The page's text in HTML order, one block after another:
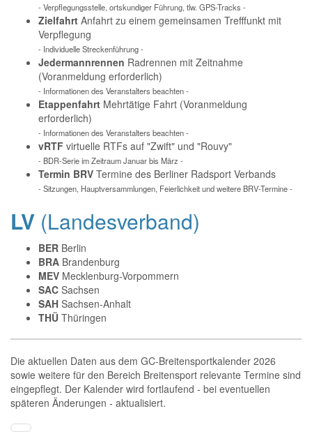
- Verpflegungsstelle, ortskundiger Führung, tlw. GPS-Tracks -
Zielfahrt Anfahrt zu einem gemeinsamen Trefffunkt mit
Verpflegung
- Individuelle Streckenführung -
Jedermannrennen Radrennen mit Zeitnahme
(Voranmeldung erforderlich)
- Informationen des Veranstalters beachten -
Etappenfahrt Mehrtätige Fahrt (Voranmeldung
erforderlich)
- Informationen des Veranstalters beachten -
vRTF virtuelle RTFs auf "Zwift" und "Rouvy"
- BDR-Serie im Zeitraum Januar bis März -
Termin BRV Termine des Berliner Radsport Verbands
- Sitzungen, Hauptversammlungen, Feierlichkeit und weitere BRV-Termine -
LV (Landesverband)
BER Berlin
BRA Brandenburg
MEV Mecklenburg-Vorpommern
SAC Sachsen
SAH Sachsen-Anhalt
THÜ Thüringen
Die aktuellen Daten aus dem GC-Breitensportkalender 2026
sowie weitere für den Bereich Breitensport relevante Termine sind
eingepflegt. Der Kalender wird fortlaufend - bei eventuellen
späteren Änderungen - aktualisiert.